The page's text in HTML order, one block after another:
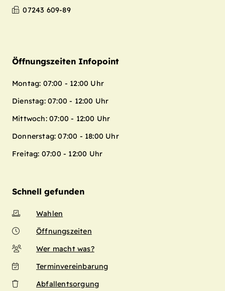
07243 609-89
Öffnungszeiten Infopoint
Montag: 07:00 - 12:00 Uhr
Dienstag: 07:00 - 12:00 Uhr
Mittwoch: 07:00 - 12:00 Uhr
Donnerstag: 07:00 - 18:00 Uhr
Freitag: 07:00 - 12:00 Uhr
Schnell gefunden
Wahlen
Öffnungszeiten
Wer macht was?
Terminvereinbarung
Abfallentsorgung